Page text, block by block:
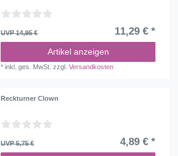
UVP 14,95 € 11,29 € *
Artikel anzeigen
*inkl. ges. MwSt. zzgl.Versandkosten
Reckturner Clown
UVP 5,75 € 4,89 € *